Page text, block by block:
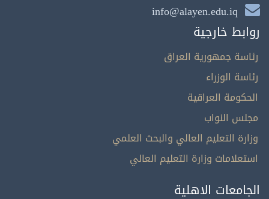
info@alayen.edu.iq
روابط خارجية
رئاسة جمهورية العراق
رئاسة الوزراء
الحكومة العراقية
مجلس النواب
وزارة التعليم العالي والبحث العلمي
استعلامات وزارة التعليم العالي
الجامعات الاهلية